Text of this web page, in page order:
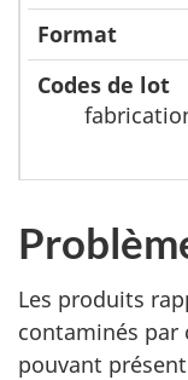
Les produits
contaminés par
pouvant